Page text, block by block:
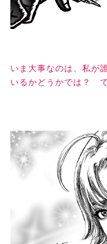
いま大事なのは、私が
いるかどうかでは？